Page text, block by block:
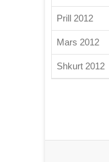
Prill 2012
Mars 2012
Shkurt 2012